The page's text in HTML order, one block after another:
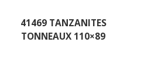
41469 TANZANITES
TONNEAUX 110×89